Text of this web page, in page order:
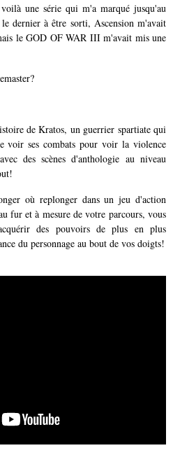
une série qui m'a marqué jusqu'au
dernier à être sorti, Ascension m'avait
le GOD OF WAR III m'avait mis une
de Kratos, un guerrier spartiate qui
voir ses combats pour voir la violence
des scènes d'anthologie au niveau
où replonger dans un jeu d'action
fur et à mesure de votre parcours, vous
des pouvoirs de plus en plus
du personnage au bout de vos doigts!